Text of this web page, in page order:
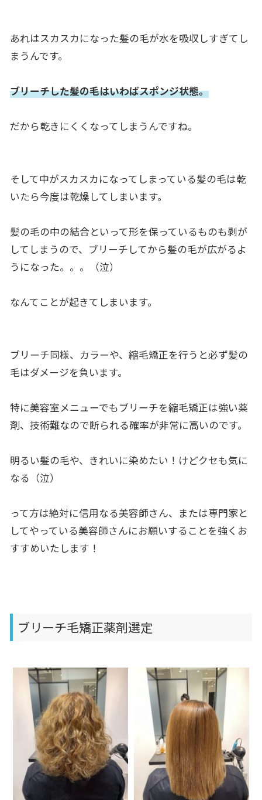
あれはスカスカになった髪の毛が水を吸収しすぎてし
まうんです。
ブリーチした髪の毛はいわばスポンジ状態。
だから乾きにくくなってしまうんですね。
そして中がスカスカになってしまっている髪の毛は乾
いたら今度は乾燥してしまいます。
髪の毛の中の結合といって形を保っているものも剥が
してしまうので、ブリーチしてから髪の毛が広がるよ
うになった。。。（泣）
なんてことが起きてしまいます。
ブリーチ同様、カラーや、縮毛矯正を行うと必ず髪の
毛はダメージを負います。
特に美容室メニューでもブリーチを縮毛矯正は強い薬
剤、技術難なので断られる確率が非常に高いのです。
明るい髪の毛や、きれいに染めたい！けどクセも気に
なる（泣）
って方は絶対に信用なる美容師さん、または専門家と
してやっている美容師さんにお願いすることを強くお
すすめいたします！
ブリーチ毛矯正薬剤選定